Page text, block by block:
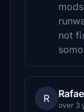
not
R
over 3